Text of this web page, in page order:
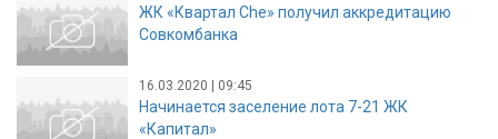
ЖК «Квартал Che» получил аккредитацию
Совкомбанка
16.03.2020 | 09:45
Начинается заселение лота 7-21 ЖК
«Капитал»